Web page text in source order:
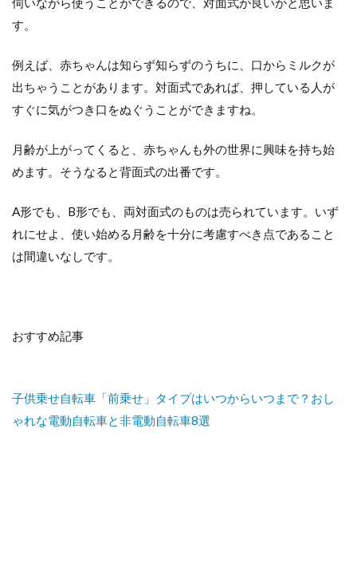
冷＆
6.4
☆ド
リン
ー☆
6.5
ビー
カー
蚊
帳・
＝
ま
＝
す。
例えば、赤ちゃんは知らず知らずのうちに、口からミルクが
出ちゃうことがあります。対面式であれば、押している人が
すぐに気がつき口をぬぐうことができますね。
月齢が上がってくると、赤ちゃんも外の世界に興味を持ち始
めます。そうなると背面式の出番です。
A形でも、B形でも、両対面式のものは売られています。いず
れにせよ、使い始める月齢を十分に考慮すべき点であること
は間違いなしです。
おすすめ記事
子供乗せ自転車「前乗せ」タイプはいつからいつまで？おし
ゃれな電動自転車と非電動自転車8選